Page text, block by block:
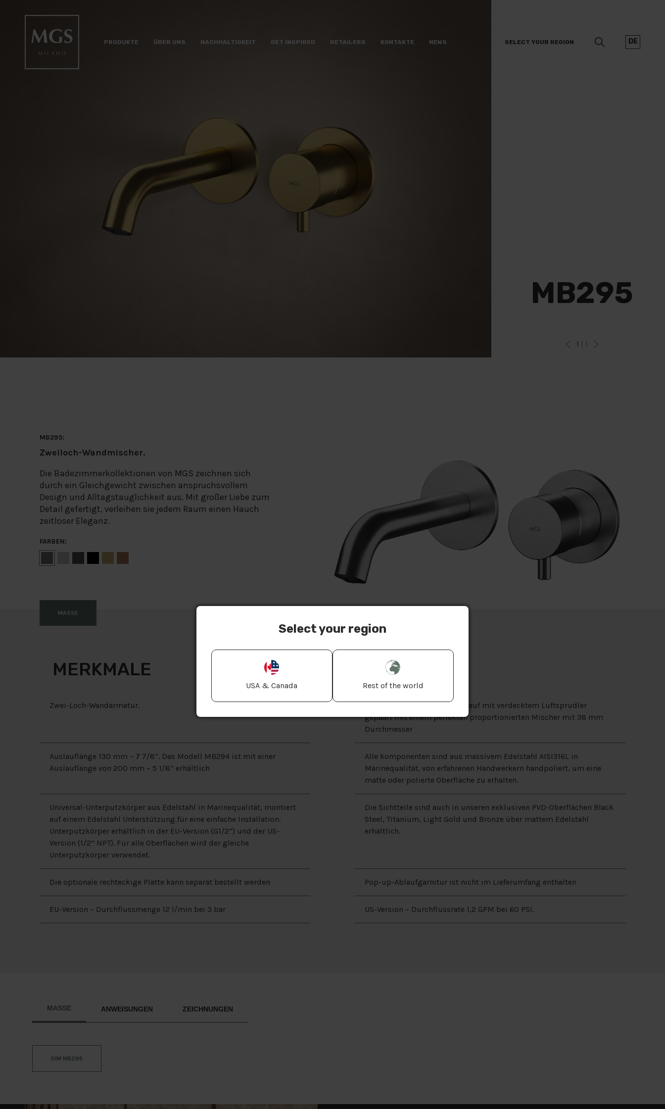
PRODUKTE ÜBER UNS NACHHALTIGKEIT GET INSPIRED RETAILERS KONTAKTE NEWS SELECT YOUR REGION DE
MB295
1 | 1
MB295:
Zweiloch-Wandmischer.
Die Badezimmerkollektionen von MGS zeichnen sich
durch ein Gleichgewicht zwischen anspruchsvollem
Design und Alltagstauglichkeit aus. Mit großer Liebe zum
Detail gefertigt, verleihen sie jedem Raum einen Hauch
zeitloser Eleganz.
FARBEN:
MASSE
MERKMALE
Zwei-Loch-Wandarmatur.
Elegant geschwungener Auslauf mit verdecktem Luftsprudler
gepaart mit einem perfekten proportionierten Mischer mit 38 mm
Durchmesser
Auslauflänge 130 mm – 7 7/8“. Das Modell MB294 ist mit einer
Auslauflänge von 200 mm – 5 1/8“ erhältlich
Alle komponenten sind aus massivem Edelstahl AISI316L in
Marinequalität, von erfahrenen Handwerkern handpoliert, um eine
matte oder polierte Oberfläche zu erhalten.
Universal-Unterputzkörper aus Edelstahl in Marinequalität, montiert
auf einem Edelstahl Unterstützung für eine einfache Installation.
Unterputzkörper erhältlich in der EU-Version (G1/2“) und der US-
Version (1/2“ NPT). Für alle Oberflächen wird der gleiche
Unterputzkörper verwendet.
Die Sichtteile sind auch in unseren exklusiven PVD-Oberflächen Black
Steel, Titanium, Light Gold und Bronze über mattem Edelstahl
erhältlich.
Die optionale rechteckige Platte kann separat bestellt werden Pop-up-Ablaufgarnitur ist nicht im Lieferumfang enthalten
EU-Version – Durchflussmenge 12 l/min bei 3 bar US-Version – Durchflussrate 1,2 GPM bei 60 PSI.
MASSE ANWEISUNGEN ZEICHNUNGEN
DIM MB295
Select your region
USA & Canada Rest of the world